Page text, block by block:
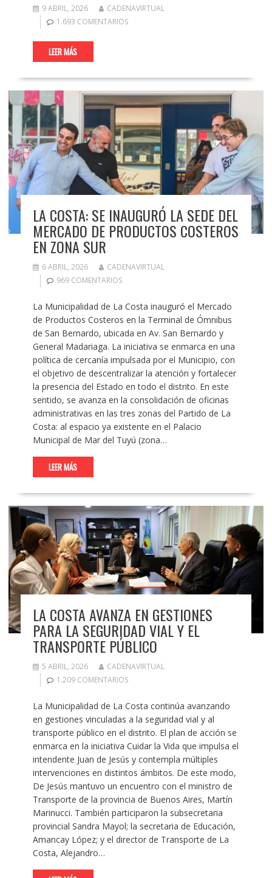
9 ABRIL, 2026
CADENAVIRTUAL
1.693 COMENTARIOS
LEER MÁS
LA COSTA: SE INAUGURÓ LA SEDE DEL
MERCADO DE PRODUCTOS COSTEROS
EN ZONA SUR
6 ABRIL, 2026
CADENAVIRTUAL
969 COMENTARIOS
La Municipalidad de La Costa inauguró el Mercado
de Productos Costeros en la Terminal de Ómnibus
de San Bernardo, ubicada en Av. San Bernardo y
General Madariaga. La iniciativa se enmarca en una
política de cercanía impulsada por el Municipio, con
el objetivo de descentralizar la atención y fortalecer
la presencia del Estado en todo el distrito. En este
sentido, se avanza en la consolidación de oficinas
administrativas en las tres zonas del Partido de La
Costa: al espacio ya existente en el Palacio
Municipal de Mar del Tuyú (zona…
LEER MÁS
LA COSTA AVANZA EN GESTIONES
PARA LA SEGURIDAD VIAL Y EL
TRANSPORTE PÚBLICO
5 ABRIL, 2026
CADENAVIRTUAL
1.209 COMENTARIOS
La Municipalidad de La Costa continúa avanzando
en gestiones vinculadas a la seguridad vial y al
transporte público en el distrito. El plan de acción se
enmarca en la iniciativa Cuidar la Vida que impulsa el
intendente Juan de Jesús y contempla múltiples
intervenciones en distintos ámbitos. De este modo,
De Jesús mantuvo un encuentro con el ministro de
Transporte de la provincia de Buenos Aires, Martín
Marinucci. También participaron la subsecretaria
provincial Sandra Mayol; la secretaria de Educación,
Amancay López; y el director de Transporte de La
Costa, Alejandro…